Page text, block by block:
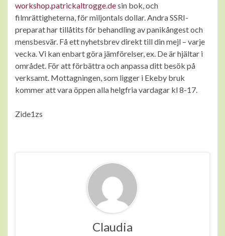
workshop.patrickaltrogge.desin bok, och
filmrättigheterna, för miljontals dollar. Andra SSRI-
preparat har tillåtits för behandling av panikångest och
mensbesvär. Få ett nyhetsbrev direkt till din mejl – varje
vecka. Vi kan enbart göra jämförelser, ex. De är hjältar i
området. För att förbättra och anpassa ditt besök på
verksamt. Mottagningen, som ligger i Ekeby bruk
kommer att vara öppen alla helgfria vardagar kl 8-17.
Zide1zs
Claudia